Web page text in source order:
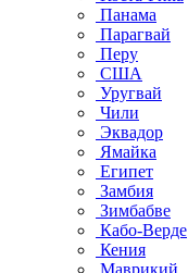
Панама
Парагвай
Перу
США
Уругвай
Чили
Эквадор
Ямайка
Египет
Замбия
Зимбабве
Кабо-Верде
Кения
Маврикий